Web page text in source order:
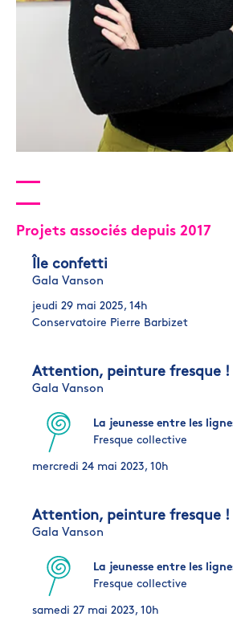
Projets associés depuis 2017
Île confetti
Gala Vanson
jeudi 29 mai 2025, 14h
Conservatoire Pierre Barbizet
Attention, peinture fresque !
Gala Vanson
La jeunesse entre les
Fresque collective
mercredi 24 mai 2023, 10h
Attention, peinture fresque !
Gala Vanson
La jeunesse entre les
Fresque collective
samedi 27 mai 2023, 10h